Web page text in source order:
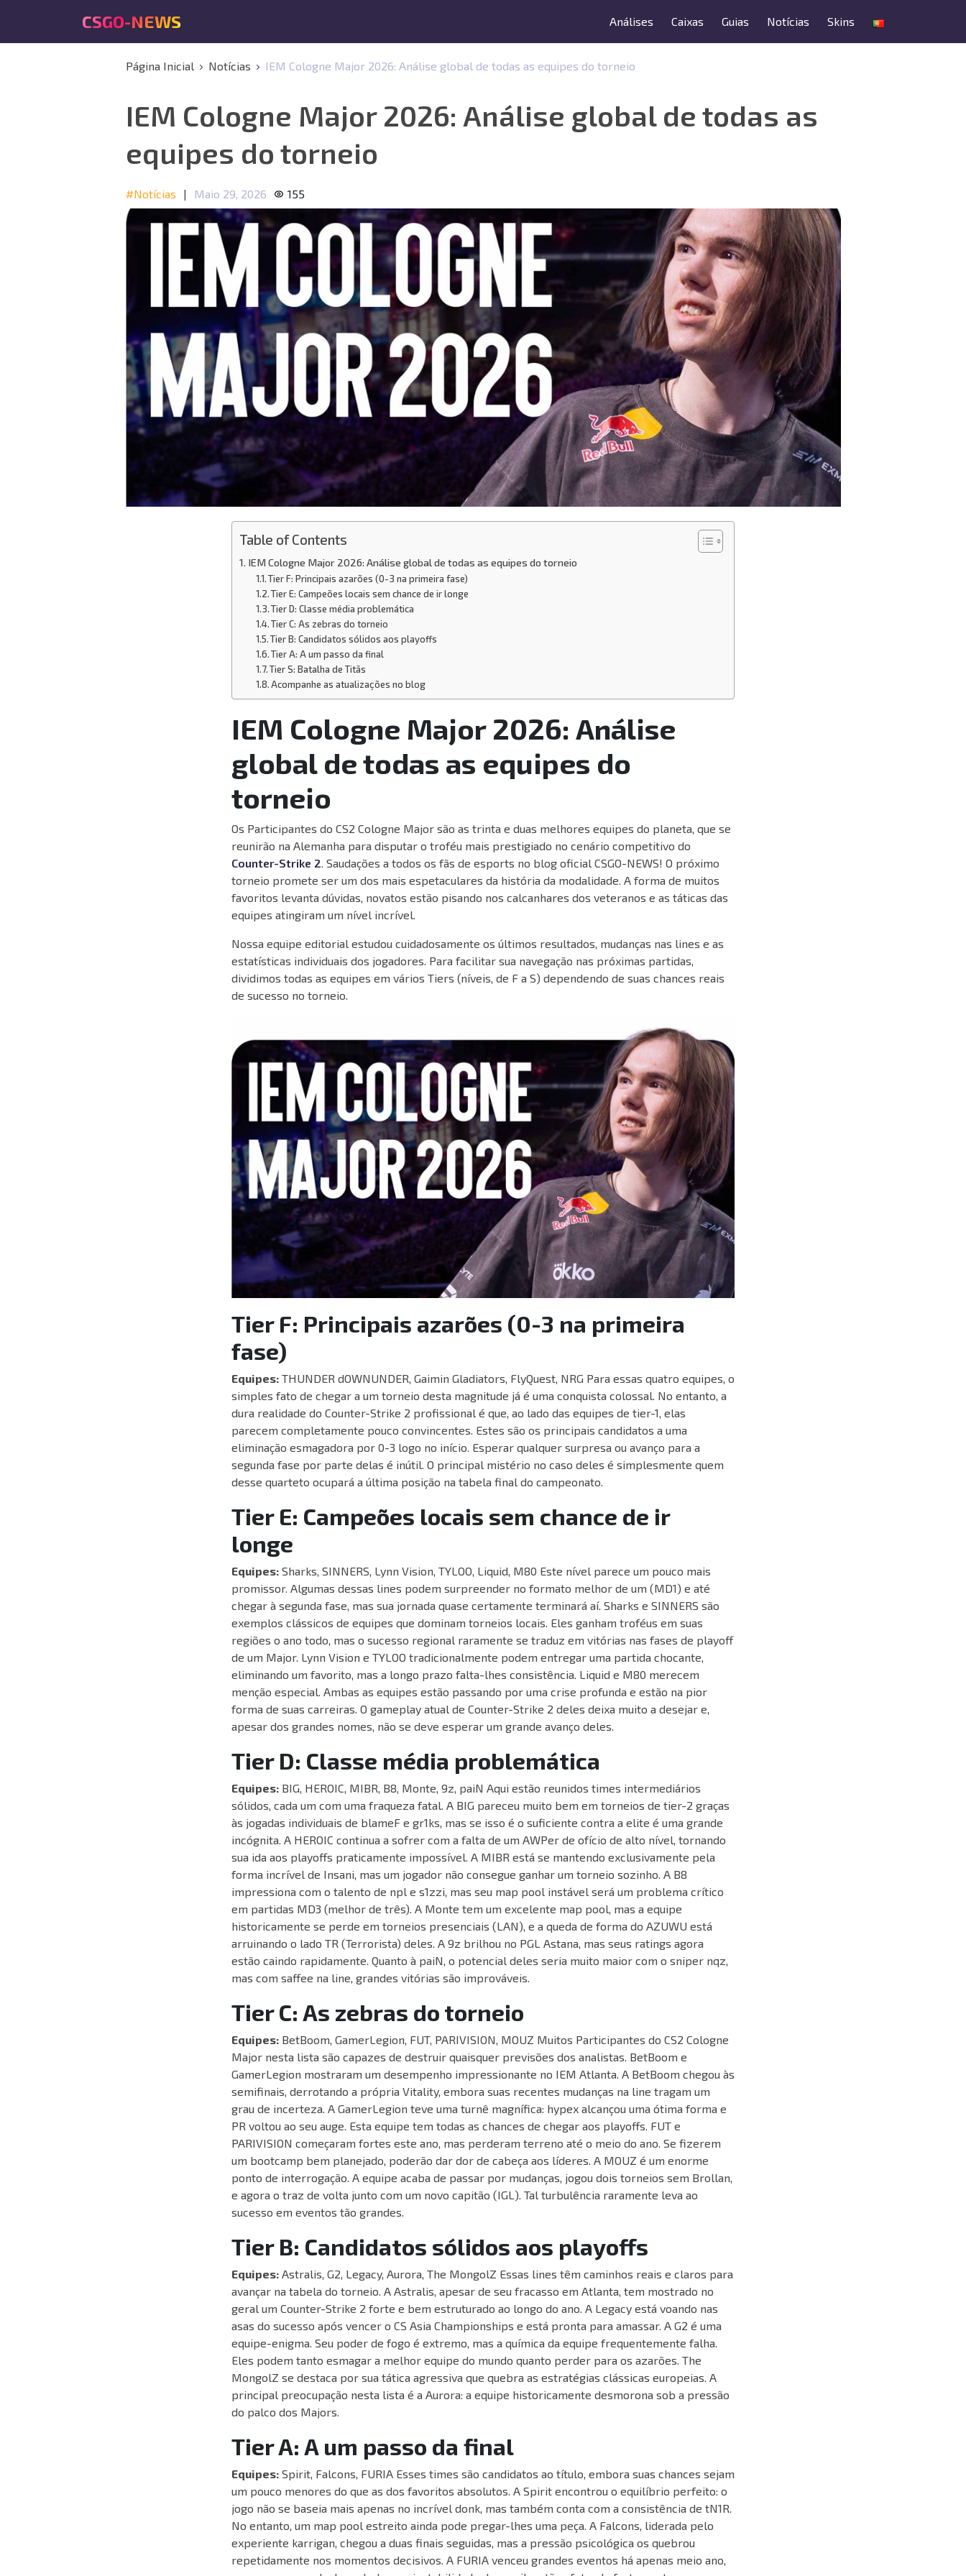
CSGO-NEWS Análises Caixas Guias Notícias Skins
Página Inicial Notícias IEM Cologne Major 2026: Análise global de todas as equipes do torneio
IEM Cologne Major 2026: Análise global de todas as
equipes do torneio
#Notícias | Maio 29, 2026 155
Table of Contents
IEM Cologne Major 2026: Análise global de todas as equipes do torneio
Tier F: Principais azarões (0-3 na primeira fase)
Tier E: Campeões locais sem chance de ir longe
Tier D: Classe média problemática
Tier C: As zebras do torneio
Tier B: Candidatos sólidos aos playoffs
Tier A: A um passo da final
Tier S: Batalha de Titãs
Acompanhe as atualizações no blog
IEM Cologne Major 2026: Análise
global de todas as equipes do
torneio
Os Participantes do CS2 Cologne Major são as trinta e duas melhores equipes do planeta, que se
reunirão na Alemanha para disputar o troféu mais prestigiado no cenário competitivo do
Counter-Strike 2 . Saudações a todos os fãs de esports no blog oficial CSGO-NEWS! O próximo
torneio promete ser um dos mais espetaculares da história da modalidade. A forma de muitos
favoritos levanta dúvidas, novatos estão pisando nos calcanhares dos veteranos e as táticas das
equipes atingiram um nível incrível.
Nossa equipe editorial estudou cuidadosamente os últimos resultados, mudanças nas lines e as
estatísticas individuais dos jogadores. Para facilitar sua navegação nas próximas partidas,
dividimos todas as equipes em vários Tiers (níveis, de F a S) dependendo de suas chances reais
de sucesso no torneio.
Tier F: Principais azarões (0-3 na primeira
fase)
Equipes: THUNDER dOWNUNDER, Gaimin Gladiators, FlyQuest, NRG Para essas quatro equipes, o
simples fato de chegar a um torneio desta magnitude já é uma conquista colossal. No entanto, a
dura realidade do Counter-Strike 2 profissional é que, ao lado das equipes de tier-1, elas
parecem completamente pouco convincentes. Estes são os principais candidatos a uma
eliminação esmagadora por 0-3 logo no início. Esperar qualquer surpresa ou avanço para a
segunda fase por parte delas é inútil. O principal mistério no caso deles é simplesmente quem
desse quarteto ocupará a última posição na tabela final do campeonato.
Tier E: Campeões locais sem chance de ir
longe
Equipes: Sharks, SINNERS, Lynn Vision, TYLOO, Liquid, M80 Este nível parece um pouco mais
promissor. Algumas dessas lines podem surpreender no formato melhor de um (MD1) e até
chegar à segunda fase, mas sua jornada quase certamente terminará aí. Sharks e SINNERS são
exemplos clássicos de equipes que dominam torneios locais. Eles ganham troféus em suas
regiões o ano todo, mas o sucesso regional raramente se traduz em vitórias nas fases de playoff
de um Major. Lynn Vision e TYLOO tradicionalmente podem entregar uma partida chocante,
eliminando um favorito, mas a longo prazo falta-lhes consistência. Liquid e M80 merecem
menção especial. Ambas as equipes estão passando por uma crise profunda e estão na pior
forma de suas carreiras. O gameplay atual de Counter-Strike 2 deles deixa muito a desejar e,
apesar dos grandes nomes, não se deve esperar um grande avanço deles.
Tier D: Classe média problemática
Equipes: BIG, HEROIC, MIBR, B8, Monte, 9z, paiN Aqui estão reunidos times intermediários
sólidos, cada um com uma fraqueza fatal. A BIG pareceu muito bem em torneios de tier-2 graças
às jogadas individuais de blameF e gr1ks, mas se isso é o suficiente contra a elite é uma grande
incógnita. A HEROIC continua a sofrer com a falta de um AWPer de ofício de alto nível, tornando
sua ida aos playoffs praticamente impossível. A MIBR está se mantendo exclusivamente pela
forma incrível de Insani, mas um jogador não consegue ganhar um torneio sozinho. A B8
impressiona com o talento de npl e s1zzi, mas seu map pool instável será um problema crítico
em partidas MD3 (melhor de três). A Monte tem um excelente map pool, mas a equipe
historicamente se perde em torneios presenciais (LAN), e a queda de forma do AZUWU está
arruinando o lado TR (Terrorista) deles. A 9z brilhou no PGL Astana, mas seus ratings agora
estão caindo rapidamente. Quanto à paiN, o potencial deles seria muito maior com o sniper nqz,
mas com saffee na line, grandes vitórias são improváveis.
Tier C: As zebras do torneio
Equipes: BetBoom, GamerLegion, FUT, PARIVISION, MOUZ Muitos Participantes do CS2 Cologne
Major nesta lista são capazes de destruir quaisquer previsões dos analistas. BetBoom e
GamerLegion mostraram um desempenho impressionante no IEM Atlanta. A BetBoom chegou às
semifinais, derrotando a própria Vitality, embora suas recentes mudanças na line tragam um
grau de incerteza. A GamerLegion teve uma turnê magnífica: hypex alcançou uma ótima forma e
PR voltou ao seu auge. Esta equipe tem todas as chances de chegar aos playoffs. FUT e
PARIVISION começaram fortes este ano, mas perderam terreno até o meio do ano. Se fizerem
um bootcamp bem planejado, poderão dar dor de cabeça aos líderes. A MOUZ é um enorme
ponto de interrogação. A equipe acaba de passar por mudanças, jogou dois torneios sem Brollan,
e agora o traz de volta junto com um novo capitão (IGL). Tal turbulência raramente leva ao
sucesso em eventos tão grandes.
Tier B: Candidatos sólidos aos playoffs
Equipes: Astralis, G2, Legacy, Aurora, The MongolZ Essas lines têm caminhos reais e claros para
avançar na tabela do torneio. A Astralis, apesar de seu fracasso em Atlanta, tem mostrado no
geral um Counter-Strike 2 forte e bem estruturado ao longo do ano. A Legacy está voando nas
asas do sucesso após vencer o CS Asia Championships e está pronta para amassar. A G2 é uma
equipe-enigma. Seu poder de fogo é extremo, mas a química da equipe frequentemente falha.
Eles podem tanto esmagar a melhor equipe do mundo quanto perder para os azarões. The
MongolZ se destaca por sua tática agressiva que quebra as estratégias clássicas europeias. A
principal preocupação nesta lista é a Aurora: a equipe historicamente desmorona sob a pressão
do palco dos Majors.
Tier A: A um passo da final
Equipes: Spirit, Falcons, FURIA Esses times são candidatos ao título, embora suas chances sejam
um pouco menores do que as dos favoritos absolutos. A Spirit encontrou o equilíbrio perfeito: o
jogo não se baseia mais apenas no incrível donk, mas também conta com a consistência de tN1R.
No entanto, um map pool estreito ainda pode pregar-lhes uma peça. A Falcons, liderada pelo
experiente karrigan, chegou a duas finais seguidas, mas a pressão psicológica os quebrou
repetidamente nos momentos decisivos. A FURIA venceu grandes eventos há apenas meio ano,